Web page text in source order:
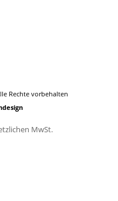
Rechte vorbehalten
MwSt.